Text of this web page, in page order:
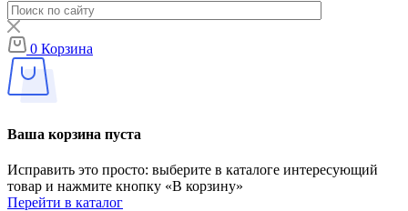
0 Корзина
Ваша корзина пуста
Исправить это просто: выберите в каталоге интересующий
товар и нажмите кнопку «В корзину»
Перейти в каталог